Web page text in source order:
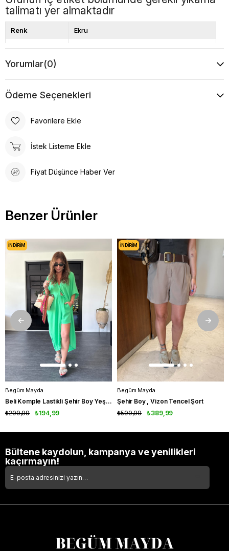
talimatı yer almaktadır
Renk Ekru
Boy Kısa
Desen
Yorumlar(0)
Ödeme Seçenekleri
Favorilere Ekle
İstek Listeme Ekle
Fiyat Düşünce Haber Ver
Benzer Ürünler
Begüm Mayda
Beli Komple Lastikli Şehir Boy Yeşil Şort
₺194,99
₺299,99
İNDIRIM
Begüm Mayda
Şehir Boy , Vizon Tencel Şort
₺389,99
₺599,99
İNDIRIM
Bültene kaydolun, kampanya ve yenilikleri
kaçırmayın!